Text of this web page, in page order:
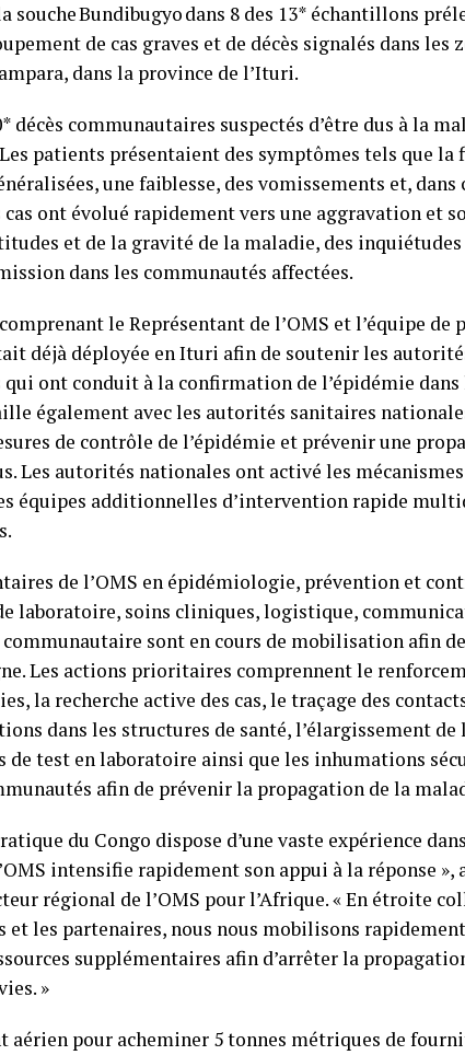
souche Bundibugyo dans 8 des 13* échantillons
de cas graves et de décès signalés dans les
dans la province de l’Ituri.
décès communautaires suspectés d’être dus à la
patients présentaient des symptômes tels que la
une faiblesse, des vomissements et, dans
ont évolué rapidement vers une aggravation et
et de la gravité de la maladie, des
dans les communautés affectées.
le Représentant de l’OMS et l’équipe de
déjà déployée en Ituri afin de soutenir les
ont conduit à la confirmation de l’épidémie dans
également avec les autorités sanitaires
de contrôle de l’épidémie et prévenir une
Les autorités nationales ont activé les
équipes additionnelles d’intervention rapide
de l’OMS en épidémiologie, prévention et
laboratoire, soins cliniques, logistique,
sont en cours de mobilisation afin
Les actions prioritaires comprennent le
la recherche active des cas, le traçage des
dans les structures de santé, l’élargissement de
de test en laboratoire ainsi que les inhumations
afin de prévenir la propagation de la
du Congo dispose d’une vaste expérience
intensifie rapidement son appui à la réponse »,
régional de l’OMS pour l’Afrique. « En étroite
les partenaires, nous nous mobilisons
supplémentaires afin d’arrêter la
»
aérien pour acheminer 5 tonnes métriques de